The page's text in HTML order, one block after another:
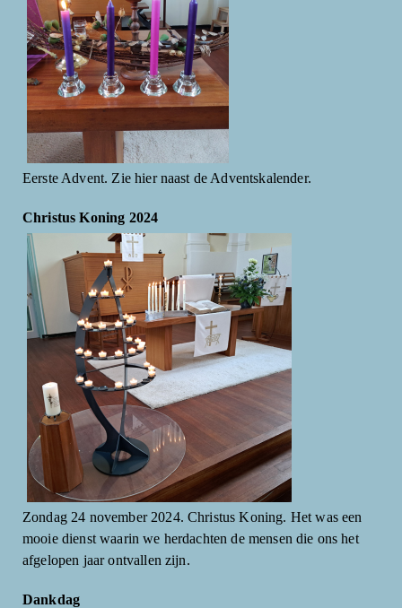
Eerste Advent. Zie hier naast de Adventskalender.
Christus Koning 2024
Zondag 24 november 2024. Christus Koning. Het was een
mooie dienst waarin we herdachten de mensen die ons het
afgelopen jaar ontvallen zijn.
Dankdag